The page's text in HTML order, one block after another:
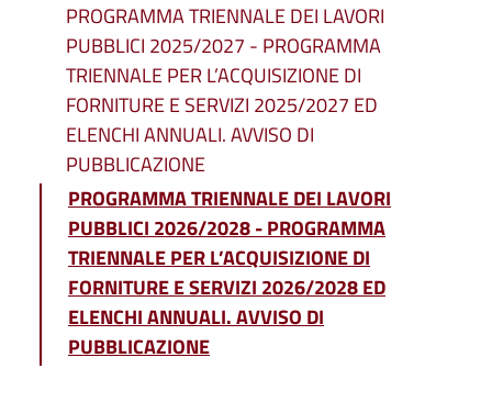
PROGRAMMA TRIENNALE DEI LAVORI
PUBBLICI 2025/2027 - PROGRAMMA
TRIENNALE PER L’ACQUISIZIONE DI
FORNITURE E SERVIZI 2025/2027 ED
ELENCHI ANNUALI. AVVISO DI
PUBBLICAZIONE
PROGRAMMA TRIENNALE DEI LAVORI
PUBBLICI 2026/2028 - PROGRAMMA
TRIENNALE PER L’ACQUISIZIONE DI
FORNITURE E SERVIZI 2026/2028 ED
ELENCHI ANNUALI. AVVISO DI
PUBBLICAZIONE